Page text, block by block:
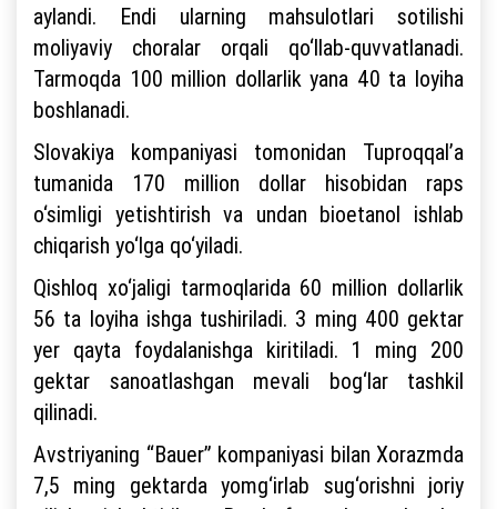
aylandi. Endi ularning mahsulotlari sotilishi
moliyaviy choralar orqali qo‘llab-quvvatlanadi.
Tarmoqda 100 million dollarlik yana 40 ta loyiha
boshlanadi.
Slovakiya kompaniyasi tomonidan Tuproqqal’a
tumanida 170 million dollar hisobidan raps
o‘simligi yetishtirish va undan bioetanol ishlab
chiqarish yo‘lga qo‘yiladi.
Qishloq xo‘jaligi tarmoqlarida 60 million dollarlik
56 ta loyiha ishga tushiriladi. 3 ming 400 gektar
yer qayta foydalanishga kiritiladi. 1 ming 200
gektar sanoatlashgan mevali bog‘lar tashkil
qilinadi.
Avstriyaning “Bauer” kompaniyasi bilan Xorazmda
7,5 ming gektarda yomg‘irlab sug‘orishni joriy